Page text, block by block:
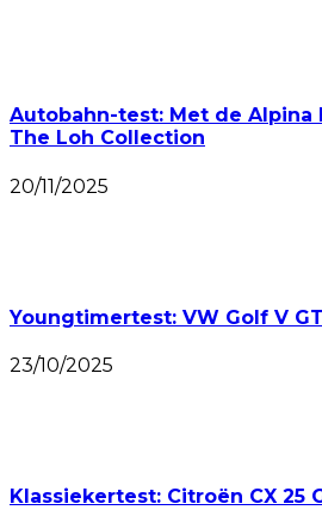
Autobahn-test: Met de Alpina
The Loh Collection
20/11/2025
Youngtimertest: VW Golf V
23/10/2025
Klassiekertest: Citroën CX 25